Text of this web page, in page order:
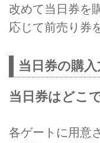
改めて当日券を
応じて前売り券
当日券の購
当日券はどこ
各ゲートに用意